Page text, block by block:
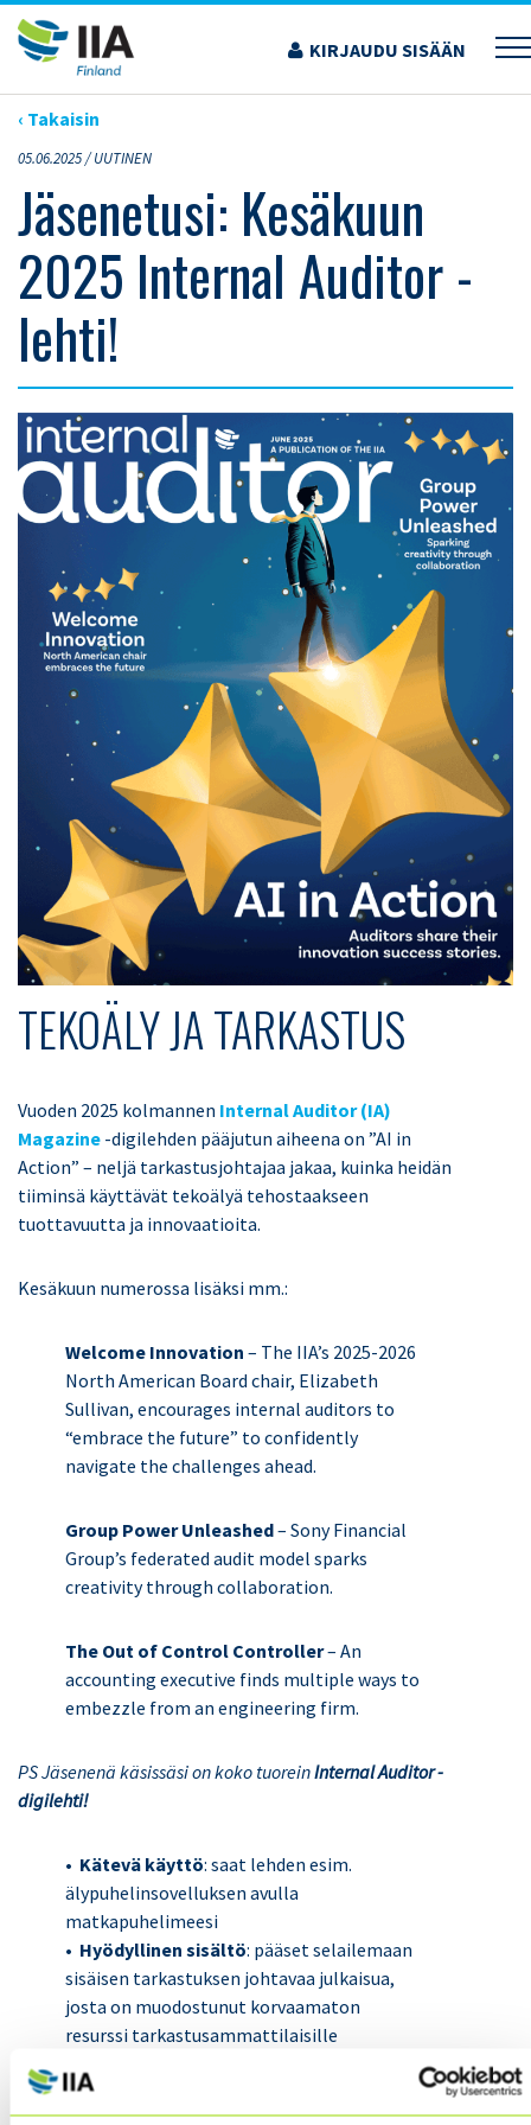
Siirry
sisältöön
KIRJAUDU SISÄÄN
›ARTIKKELIT›JÄSENETUSI: KESÄKUUN 2025 INTERNAL AUDITOR -LEHTI!
‹ Takaisin
05.06.2025 /UUTINEN
Jäsenetusi: Kesäkuun
2025 Internal Auditor -
lehti!
TEKOÄLY JA TARKASTUS
Vuoden 2025 kolmannen Internal Auditor (IA)
Magazine -digilehden pääjutun aiheena on ”AI in
Action” – neljä tarkastusjohtajaa jakaa, kuinka heidän
tiiminsä käyttävät tekoälyä tehostaakseen
tuottavuutta ja innovaatioita.
Kesäkuun numerossa lisäksi mm.:
Welcome Innovation – The IIA’s 2025-2026
North American Board chair, Elizabeth
Sullivan, encourages internal auditors to
“embrace the future” to confidently
navigate the challenges ahead.
Group Power Unleashed– Sony Financial
Group’s federated audit model sparks
creativity through collaboration.
The Out of Control Controller– An
accounting executive finds multiple ways to
embezzle from an engineering firm.
PS Jäsenenä käsissäsi on koko tuoreinInternal Auditor -
digilehti!
• Kätevä käyttö: saat lehden esim.
älypuhelinsovelluksen avulla
matkapuhelimeesi
• Hyödyllinen sisältö: pääset selailemaan
sisäisen tarkastuksen johtavaa julkaisua,
josta on muodostunut korvaamaton
resurssi tarkastusammattilaisille
lottuvillasi on digitaalinen
arkisto, joka kattaa aikaisemmin